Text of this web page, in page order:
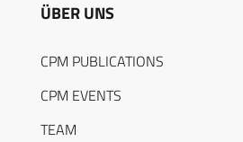
ÜBER UNS
CPM PUBLICATIONS
CPM EVENTS
TEAM